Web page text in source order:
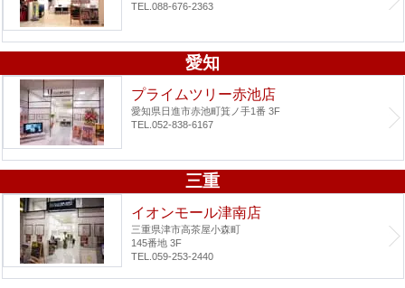
TEL.088-676-2363
愛知
プライムツリー赤池店
愛知県日進市赤池町箕ノ手1番 3F
TEL.052-838-6167
三重
イオンモール津南店
三重県津市高茶屋小森町
145番地 3F
TEL.059-253-2440